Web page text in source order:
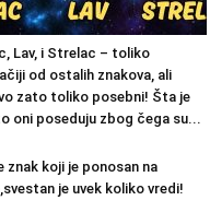
Lav, i Strelac – toliko
od ostalih znakova, ali
zato toliko posebni! Šta je
oni poseduju zbog čega su...
znak koji je ponosan na
je uvek koliko vredi!